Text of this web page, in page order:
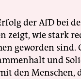
der AfD bei
zeigt, wie stark
geworden sind.
und
den Menschen,